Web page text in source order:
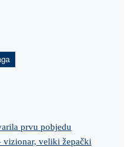
prvu pobjedu
vizionar, veliki žepački